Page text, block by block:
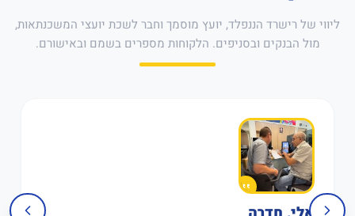
ליווי של רישרד הננפלד, יועץ מוסמך וחבר לשכת יועצי המשכנתאות,
מול הבנקים ובסניפים. הלקוחות מספרים בשמם ובאישורם.